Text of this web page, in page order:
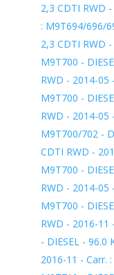
2,3 CDTI RWD
: M9T694/696/
2,3 CDTI RWD
M9T700 -
RWD - 2014-05
M9T700 -
RWD - 2014-05
M9T700/702 -
CDTI RWD -
M9T700 -
RWD - 2014-05
M9T700 -
RWD - 2016-11
- DIESEL - 96.0
2016-11 - Carr.